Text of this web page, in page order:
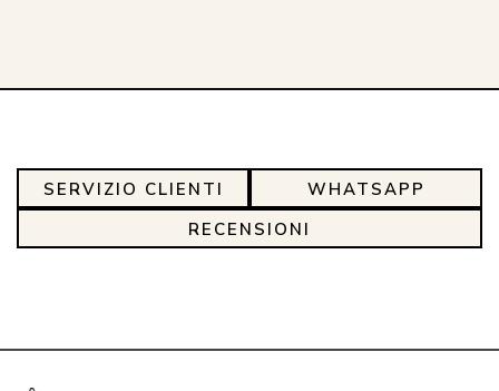
SERVIZIO CLIENTI
WHATSAPP
RECENSIONI